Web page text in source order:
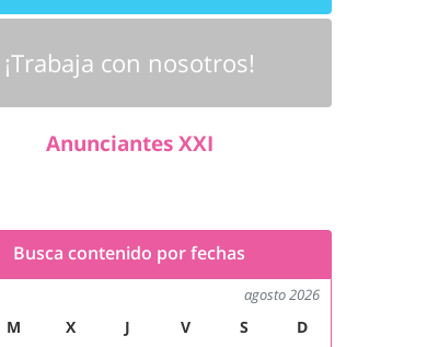
¡Trabaja con nosotros!
Anunciantes XXI
Busca contenido por fechas
agosto 2026
M X J V S
D